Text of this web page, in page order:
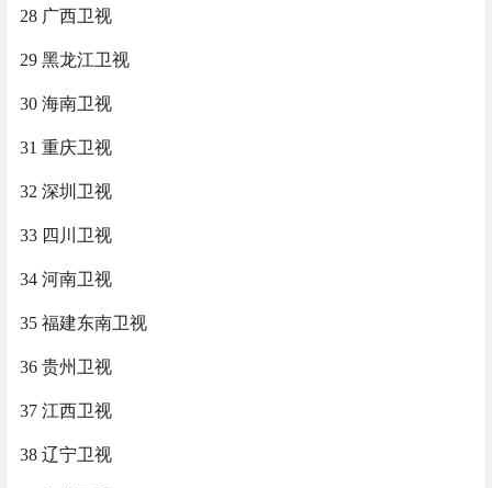
28 广西卫视
29 黑龙江卫视
30 海南卫视
31 重庆卫视
32 深圳卫视
33 四川卫视
34 河南卫视
35 福建东南卫视
36 贵州卫视
37 江西卫视
38 辽宁卫视